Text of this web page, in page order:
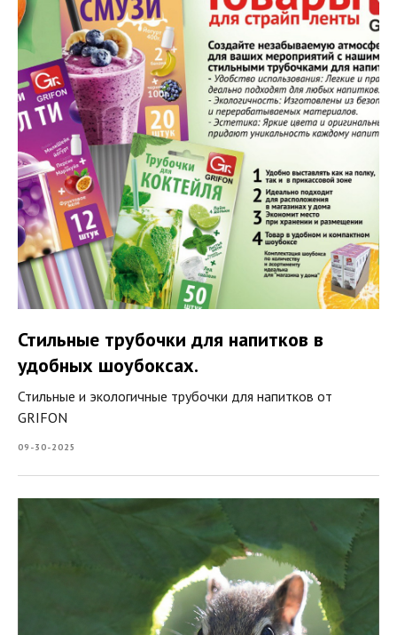
Стильные трубочки для напитков в
удобных шоубоксах.
Стильные и экологичные трубочки для напитков от
GRIFON
09-30-2025